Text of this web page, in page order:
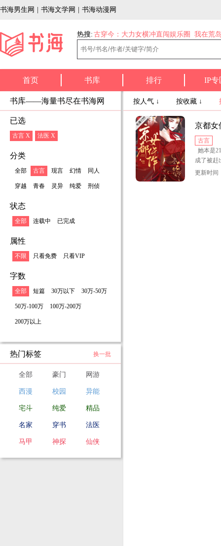
书海男生网 书海文学网 书海动漫网
热搜: 古穿今：大力女横冲直闯娱乐圈 我在荒
首页 书库 排行 IP专
书库——海量书尽在书海网
已选
古言 X 法医 X
分类
全部 古言 现言 幻情 同人
穿越 青春 灵异 纯爱 刑侦
状态
全部 连载中 已完成
属性
不限 只看免费 只看VIP
字数
全部 短篇 30万以下 30万-50万
50万-100万 100万-200万
200万以上
热门标签 换一批
全部 豪门 网游
西漫 校园 异能
宅斗 纯爱 精品
名家 穿书 法医
马甲 神探 仙侠
按人气 ↓ 按收藏 ↓
京都女
古言
她本是
成了被赶
更新时间